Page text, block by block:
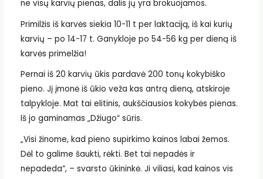
ne visų karvių pienas, dalis jų yra brokuojamos.
Primilžis iš karvės siekia 10-11 t per laktaciją, iš kai kurių
karvių – po 14-17 t. Ganykloje po 54-56 kg per dieną iš
karvės primelžia!
Pernai iš 20 karvių ūkis pardavė 200 tonų kokybiško
pieno. Jį įmonė iš ūkio veža kas antrą dieną, atskiroje
talpykloje. Mat tai elitinis, aukščiausios kokybės pienas.
Iš jo gaminamas „Džiugo“ sūris.
„Visi žinome, kad pieno supirkimo kainos labai žemos.
Dėl to galime šaukti, rėkti. Bet tai nepadės ir
nepadeda“, – svarsto ūkininkė. Ji viliasi, kad kainos vis